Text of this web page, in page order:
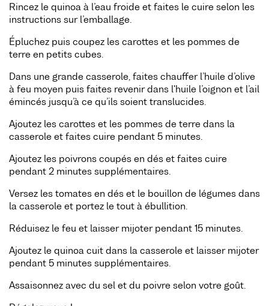
Rincez le quinoa à l’eau froide et faites le cuire selon les
instructions sur l’emballage.
Épluchez puis coupez les carottes et les pommes de
terre en petits cubes.
Dans une grande casserole, faites chauffer l’huile d’olive
à feu moyen puis faites revenir dans l'huile l’oignon et l’ail
émincés jusqu’à ce qu’ils soient translucides.
Ajoutez les carottes et les pommes de terre dans la
casserole et faites cuire pendant 5 minutes.
Ajoutez les poivrons coupés en dés et faites cuire
pendant 2 minutes supplémentaires.
Versez les tomates en dés et le bouillon de légumes dans
la casserole et portez le tout à ébullition.
Réduisez le feu et laisser mijoter pendant 15 minutes.
Ajoutez le quinoa cuit dans la casserole et laisser mijoter
pendant 5 minutes supplémentaires.
Assaisonnez avec du sel et du poivre selon votre goût.